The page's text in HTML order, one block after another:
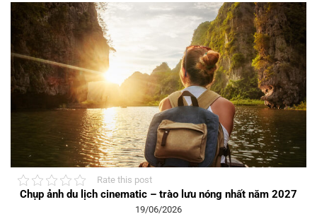
Rate this post
Chụp ảnh du lịch cinematic – trào lưu nóng nhất năm 2027
19/06/2026